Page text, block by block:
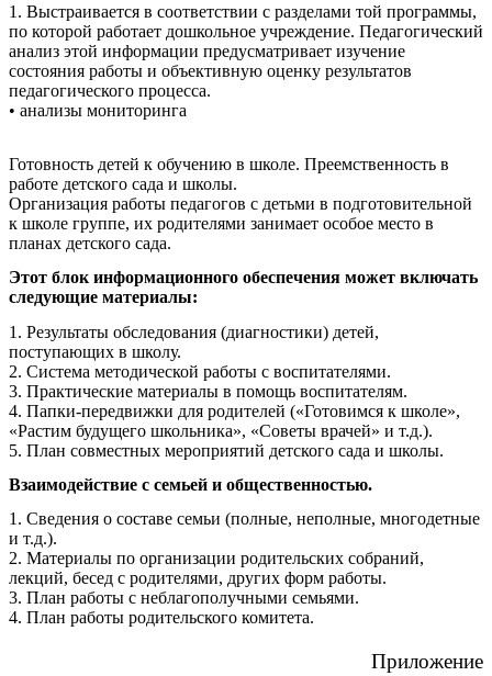
1. Выстраивается в соответствии с разделами той программы,
по которой работает дошкольное учреждение. Педагогический
анализ этой информации предусматривает изучение
состояния работы и объективную оценку результатов
педагогического процесса.
• анализы мониторинга
Готовность детей к обучению в школе. Преемственность в
работе детского сада и школы.
Организация работы педагогов с детьми в подготовительной
к школе группе, их родителями занимает особое место в
планах детского сада.
Этот блок информационного обеспечения может включать
следующие материалы:
1. Результаты обследования (диагностики) детей,
поступающих в школу.
2. Система методической работы с воспитателями.
3. Практические материалы в помощь воспитателям.
4. Папки-передвижки для родителей («Готовимся к школе»,
«Растим будущего школьника», «Советы врачей» и т.д.).
5. План совместных мероприятий детского сада и школы.
Взаимодействие с семьей и общественностью.
1. Сведения о составе семьи (полные, неполные, многодетные
и т.д.).
2. Материалы по организации родительских собраний,
лекций, бесед с родителями, других форм работы.
3. План работы с неблагополучными семьями.
4. План работы родительского комитета.
Приложение